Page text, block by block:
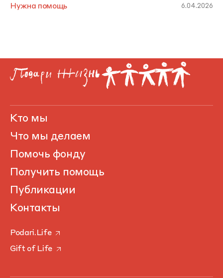
Нужна помощь 6.04.2026
Кто мы
Что мы делаем
Помочь фонду
Получить помощь
Публикации
Контакты
Podari.Life
Gift of Life